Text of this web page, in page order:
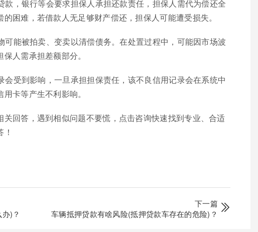
，银行等会要求担保人承担还款责任，担保人需代为偿还全
困难，若借款人无足够财产偿还，担保人可能遭受损失。
能被拍卖、变卖以清偿债务。在处置过程中，可能因市场波
人需承担差额部分。
受到影响，一旦承担担保责任，该不良信用记录会在系统中
卡等产生不利影响。
回答，遇到相似问题不要慌，点击咨询快速找到专业、合适
)？
下一篇
车辆抵押贷款有啥风险(抵押贷款车存在的危险)？